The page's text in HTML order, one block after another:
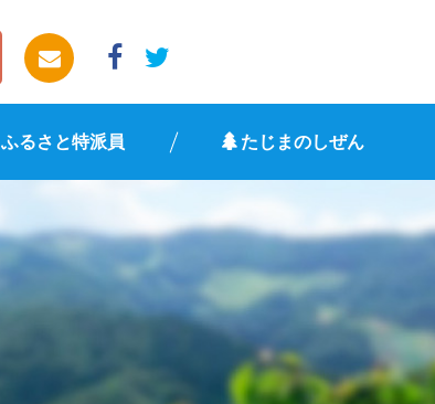
ふるさと特派員 たじまのしぜん